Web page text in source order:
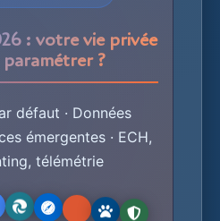
: votre vie privée
paramétrer ?
défaut · Données
émergentes · ECH,
télémétrie